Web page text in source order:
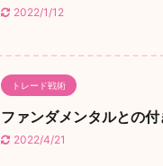
2022/1/12
トレード戦術
ファンダメンタルとの
2022/4/21